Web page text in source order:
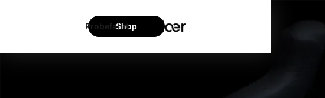
Shop
Probefahrt